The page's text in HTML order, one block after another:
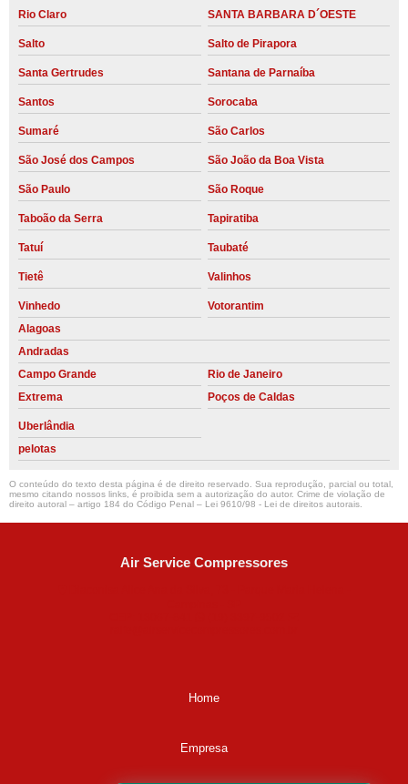
Rio Claro SANTA BARBARA D´OESTE
Salto Salto de Pirapora
Santa Gertrudes Santana de Parnaíba
Santos Sorocaba
Sumaré São Carlos
São José dos Campos São João da Boa Vista
São Paulo São Roque
Taboão da Serra Tapiratiba
Tatuí Taubaté
Tietê Valinhos
Vinhedo
Votorantim
Alagoas
Andradas
Campo Grande
Rio de Janeiro
Extrema
Poços de Caldas
Uberlândia
pelotas
O conteúdo do texto desta página é de direito reservado. Sua reprodução, parcial ou total,
mesmo citando nossos links, é proibida sem a autorização do autor. Crime de violação de
direito autoral – artigo 184 do Código Penal – Lei 9610/98 - Lei de direitos autorais.
Air Service Compressores
Home
Empresa